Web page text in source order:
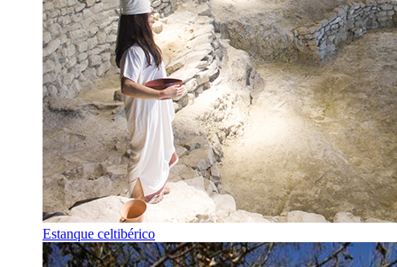
Estanque celtibérico